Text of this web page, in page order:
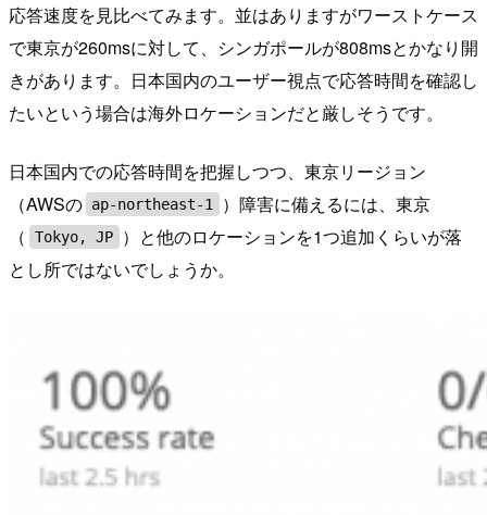
応答速度を見比べてみます。並はありますがワーストケース
で東京が260msに対して、シンガポールが808msとかなり開
きがあります。日本国内のユーザー視点で応答時間を確認し
たいという場合は海外ロケーションだと厳しそうです。
日本国内での応答時間を把握しつつ、東京リージョン
（AWSの ap-northeast-1
）障害に備えるには、東京
（
Tokyo, JP
）と他のロケーションを1つ追加くらいが落
とし所ではないでしょうか。